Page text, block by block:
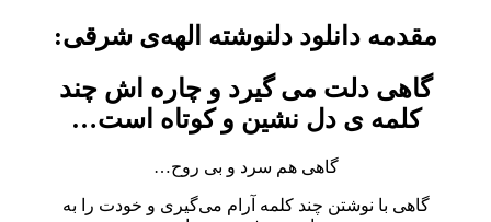
مقدمه دانلود دلنوشته الهه‌ی شرقی:
گاهی دلت می گیرد و چاره اش چند
کلمه ی دل نشین و کوتاه است…
گاهی هم سرد و بی روح…
گاهی با نوشتن چند کلمه آرام می‌گیری و خودت را به